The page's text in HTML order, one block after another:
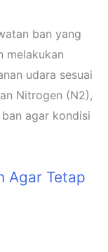
ban yang
melakukan
udara sesuai
Nitrogen (N2),
agar kondisi
Agar Tetap